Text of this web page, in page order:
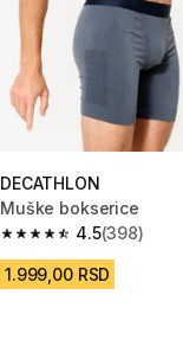
DECATHLON
Muške bokserice
4.5
4.5 od 5 zvezdica
(398)
1.999,00 RSD